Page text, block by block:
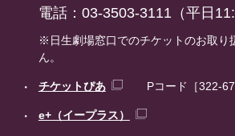
電話：03-3503-3111（平日
※日生劇場窓口でのチケットのお取り
ん。
チケットぴあ Pコード［322-
e+（イープラス）